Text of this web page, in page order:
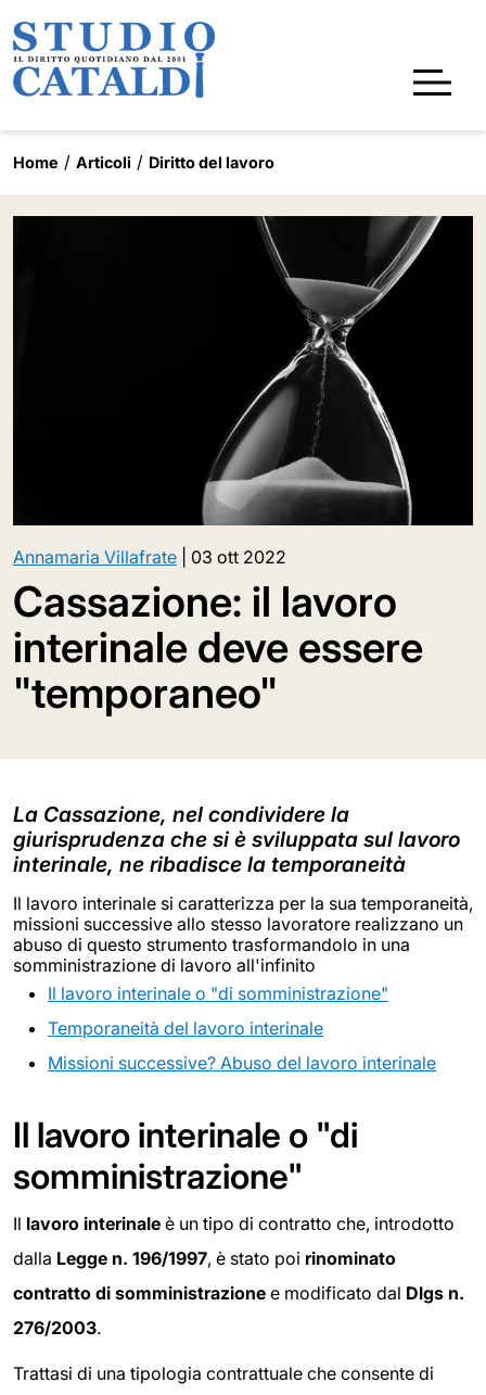
Home Articoli Diritto del lavoro
Annamaria Villafrate 03 ott 2022
Cassazione: il lavoro
interinale deve essere
"temporaneo"
La Cassazione, nel condividere la
giurisprudenza che si è sviluppata sul lavoro
interinale, ne ribadisce la temporaneità
Il lavoro interinale si caratterizza per la sua temporaneità,
missioni successive allo stesso lavoratore realizzano un
abuso di questo strumento trasformandolo in una
somministrazione di lavoro all'infinito
Il lavoro interinale o "di somministrazione"
Temporaneità del lavoro interinale
Missioni successive? Abuso del lavoro interinale
Il lavoro interinale o "di
somministrazione"
Il lavoro interinale è un tipo di contratto che, introdotto
dalla Legge n. 196/1997, è stato poi rinominato
contratto di somministrazione e modificato dal Dlgs n.
276/2003.
Trattasi di una tipologia contrattuale che consente di